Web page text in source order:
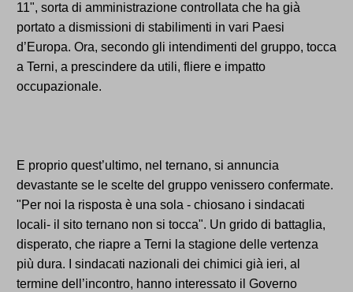
11", sorta di amministrazione controllata che ha già
portato a dismissioni di stabilimenti in vari Paesi
d’Europa. Ora, secondo gli intendimenti del gruppo, tocca
a Terni, a prescindere da utili, fliere e impatto
occupazionale.
E proprio quest’ultimo, nel ternano, si annuncia
devastante se le scelte del gruppo venissero confermate.
"Per noi la risposta è una sola - chiosano i sindacati
locali- il sito ternano non si tocca". Un grido di battaglia,
disperato, che riapre a Terni la stagione delle vertenza
più dura. I sindacati nazionali dei chimici già ieri, al
termine dell’incontro, hanno interessato il Governo